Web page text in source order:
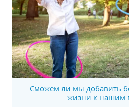
Сможем ли мы добавить
жизни к нашим